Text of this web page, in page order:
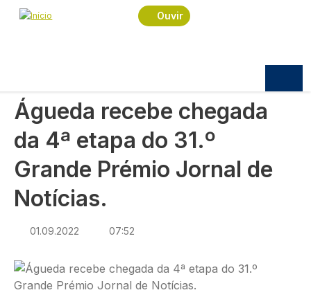
Passar para o conteúdo principal
Ouvir
Navegação estrutural
Início
Desporto
Águeda recebe chegada da 4ª etapa do 31.º
Águeda recebe chegada
da 4ª etapa do 31.º
Grande Prémio Jornal de
Notícias.
01.09.2022 07:52
Imagem